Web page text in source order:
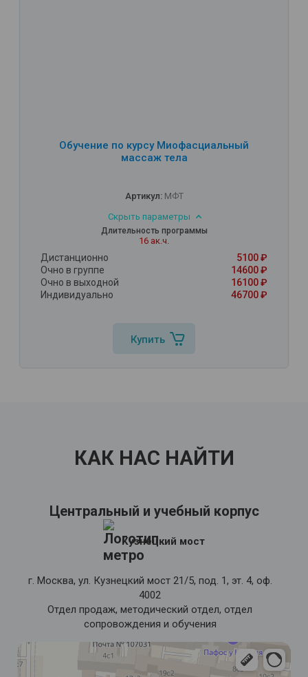
Обучение по курсу Миофасциальный
массаж тела
Артикул:МФТ
Скрыть параметры
Длительность программы
16 ак.ч.
Дистанционно
5100 ₽
Очно в группе
14600 ₽
Очно в выходной
16100 ₽
Индивидуально
46700 ₽
Купить
КАК НАС НАЙТИ
Центральный и учебный корпус
Кузнецкий мост
г. Москва, ул. Кузнецкий мост 21/5, под. 1, эт. 4, оф.
4002
Отдел продаж, методический отдел, отдел
сопровождения и обучения